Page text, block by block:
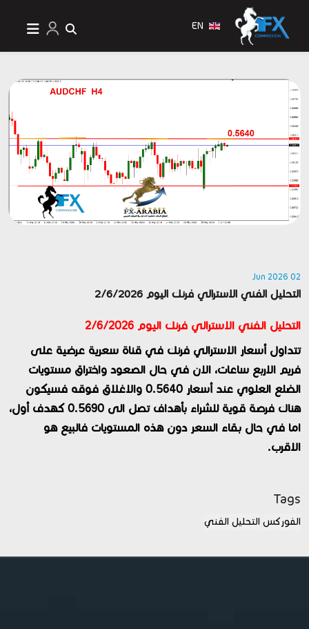
02 Jun 2026
التحليل الفني الاسترالي فرنك اليوم 2/6/2026
التحليل الفني الاسترالي فرنك اليوم 2/6/2026
تتداول أسعار الاسترالي فرنك في قناة سعرية عرضية على
فريم الاربع ساعات، الان في حال الصعود واختراق مستويات
الضلع العلوي عند أسعار 0.5640 والاغلاق فوقه فسيكون
هناك فرصة قوية للشراء بأهداف تصل الى 0.5690 كهدف أول،
اما في حال بقاء السعر دون هذه المستويات فالبيع هو
الاقرب.
Tags
الفوركس التحليل الفني